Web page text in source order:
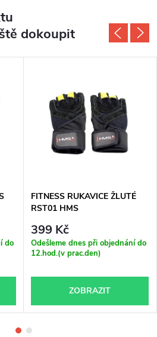
dokoupit
do
FITNESS RUKAVICE ŽLUTÉ
RST01 HMS
399 Kč
Odešleme dnes při objednání do
12.hod.(v prac.den)
ZOBRAZIT